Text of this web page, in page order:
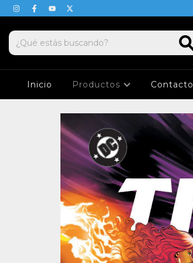
Inicio Productos Contacto